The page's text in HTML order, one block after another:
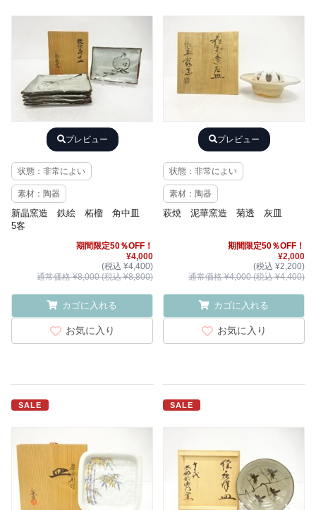
プレビュー
状態：非常によい
素材：陶器
新晶窯造 鉄絵 柘榴 角中皿
5客
期間限定50％OFF！
¥4,000
(税込 ¥4,400)
通常価格 ¥8,000 (税込 ¥8,800)
カゴに入れる
お気に入り
プレビュー
状態：非常によい
素材：陶器
萩焼 泥華窯造 菊透 灰皿
期間限定50％OFF！
¥2,000
(税込 ¥2,200)
通常価格 ¥4,000 (税込 ¥4,400)
カゴに入れる
お気に入り
SALE SALE